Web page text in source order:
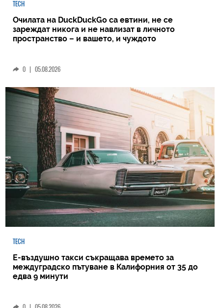
TECH
Очилата на DuckDuckGo са евтини, не се
зареждат никога и не навлизат в личното
пространство – и вашето, и чуждото
0 05.08.2026
TECH
Е-въздушно такси съкращава времето за
междуградско пътуване в Калифорния от 35 до
едва 9 минути